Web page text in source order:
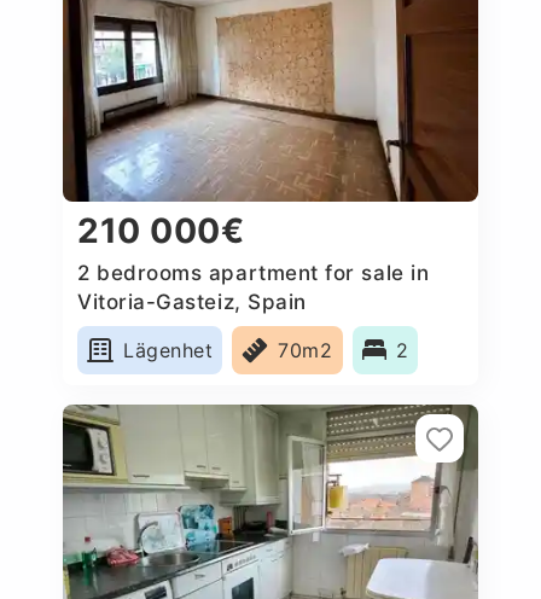
210 000€
2 bedrooms apartment for sale in
Vitoria-Gasteiz, Spain
Lägenhet
70m2 2